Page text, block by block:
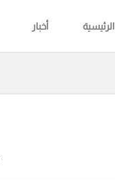
الرئيسية أخبار